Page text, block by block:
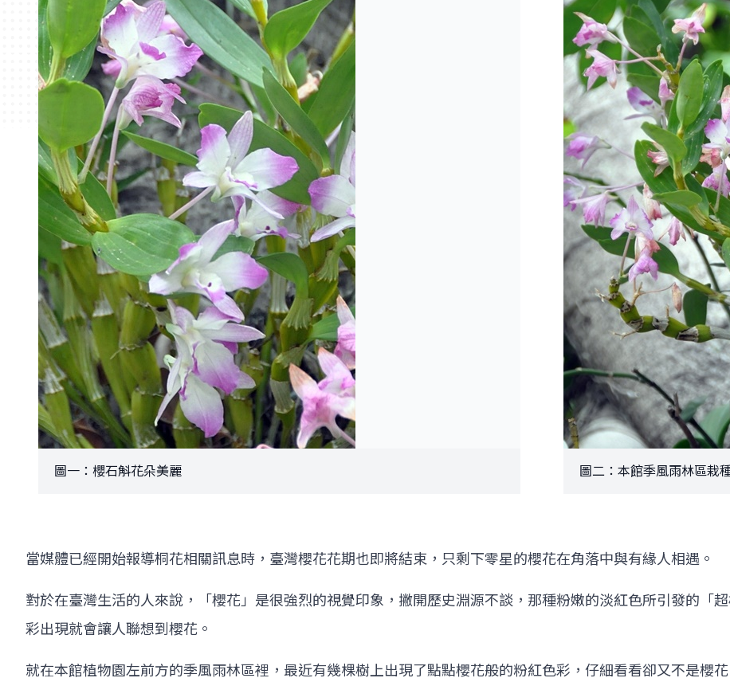
圖一：櫻石斛花朵美麗 圖二：本館季風雨林區栽
當媒體已經開始報導桐花相關訊息時，臺灣櫻花花期也即將結束，只剩下零星的櫻花在角落中與有緣人相遇。
對於在臺灣生活的人來說，「櫻花」是很強烈的視覺印象，撇開歷史淵源不談，那種粉嫩的淡紅色所引發的「
彩出現就會讓人聯想到櫻花。
就在本館植物園左前方的季風雨林區裡，最近有幾棵樹上出現了點點櫻花般的粉紅色彩，仔細看看卻又不是櫻